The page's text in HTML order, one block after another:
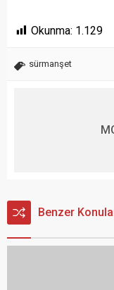
Okunma: 1.129
sürmanşet
Benzer